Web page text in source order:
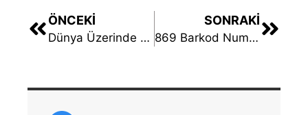
ÖNCEKI
Dünya Üzerinde Barkod Taşıyan İlk Ürün
SONRAKI
869 Barkod Numarasına Ait Ürünün Gösterdiği Özellik